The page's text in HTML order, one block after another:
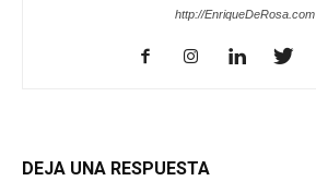
http://EnriqueDeRosa.com
DEJA UNA RESPUESTA